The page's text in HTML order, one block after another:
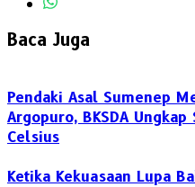
Baca Juga
Pendaki Asal Sumenep
Argopuro, BKSDA
Celsius
Ketika Kekuasaan Lupa